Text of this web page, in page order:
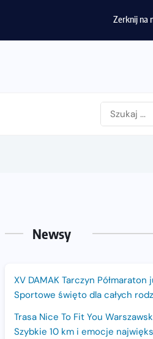
Zerknij na
Newsy
XV DAMAK Tarczyn Półmaraton
Sportowe święto dla całych
Trasa Nice To Fit You
Szybkie 10 km i emocje